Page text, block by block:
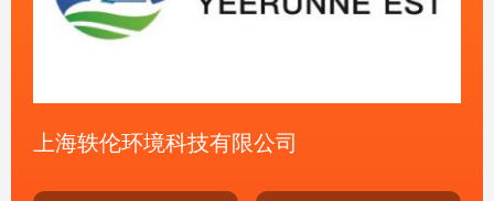
关于我们
上海轶伦环境科技有限公司